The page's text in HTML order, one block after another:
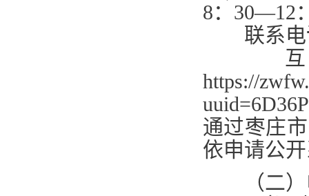
8： 30—12
联系电
https://
通过枣庄
依申请公
（二）